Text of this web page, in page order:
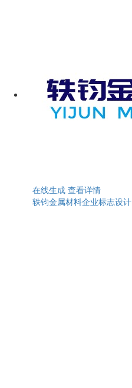
在线生成 查看详情
轶钧金属材料企业标志设计